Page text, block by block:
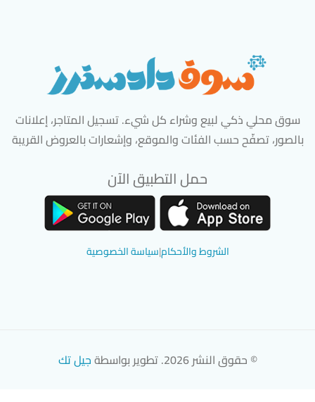
سوق محلي ذكي لبيع وشراء كل شيء. تسجيل المتاجر، إعلانات
بالصور، تصفّح حسب الفئات والموقع، وإشعارات بالعروض القريبة
حمل التطبيق الآن
الشروط والأحكام|سياسة الخصوصية
© حقوق النشر 2026. تطوير بواسطة جيل تك